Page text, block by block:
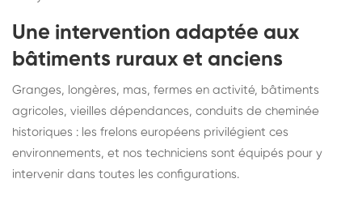
Une intervention adaptée aux
bâtiments ruraux et anciens
Granges, longères, mas, fermes en activité, bâtiments
agricoles, vieilles dépendances, conduits de cheminée
historiques : les frelons européens privilégient ces
environnements, et nos techniciens sont équipés pour y
intervenir dans toutes les configurations.